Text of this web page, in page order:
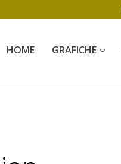
HOME GRAFICHE